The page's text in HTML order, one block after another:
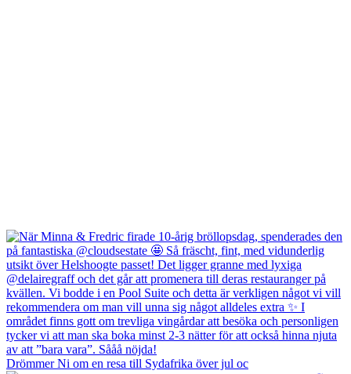
Drömmer Ni om en resa till Sydafrika över jul oc